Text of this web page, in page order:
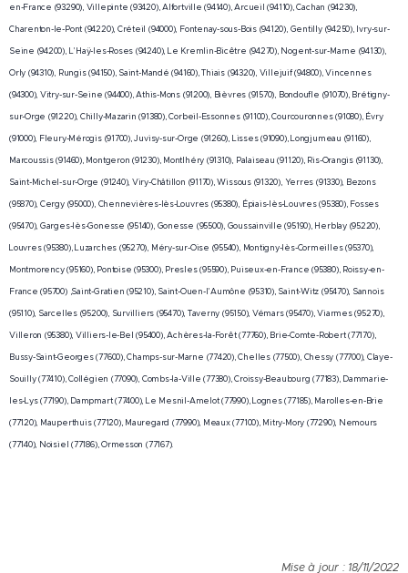
en-France (93290), Villepinte (93420), Alfortville (94140), Arcueil (94110), Cachan (94230),
Charenton-le-Pont (94220), Créteil (94000), Fontenay-sous-Bois (94120), Gentilly (94250), Ivry-sur-
Seine (94200), L'Haÿ-les-Roses (94240), Le Kremlin-Bicêtre (94270), Nogent-sur-Marne (94130),
Orly (94310), Rungis (94150), Saint-Mandé (94160), Thiais (94320), Villejuif (94800), Vincennes
(94300), Vitry-sur-Seine (94400), Athis-Mons (91200), Bièvres (91570), Bondoufle (91070), Brétigny-
sur-Orge (91220), Chilly-Mazarin (91380), Corbeil-Essonnes (91100), Courcouronnes (91080), Évry
(91000), Fleury-Mérogis (91700), Juvisy-sur-Orge (91260), Lisses (91090), Longjumeau (91160),
Marcoussis (91460), Montgeron (91230), Montlhéry (91310), Palaiseau (91120), Ris-Orangis (91130),
Saint-Michel-sur-Orge (91240), Viry-Châtillon (91170), Wissous (91320), Yerres (91330), Bezons
(95870), Cergy (95000), Chennevières-lès-Louvres (95380), Épiais-lès-Louvres (95380), Fosses
(95470), Garges-lès-Gonesse (95140), Gonesse (95500), Goussainville (95190), Herblay (95220),
Louvres (95380), Luzarches (95270), Méry-sur-Oise (95540), Montigny-lès-Cormeilles (95370),
Montmorency (95160), Pontoise (95300), Presles (95590), Puiseux-en-France (95380), Roissy-en-
France (95700) ,Saint-Gratien (95210), Saint-Ouen-l'Aumône (95310), Saint-Witz (95470), Sannois
(95110), Sarcelles (95200), Survilliers (95470), Taverny (95150), Vémars (95470), Viarmes (95270),
Villeron (95380), Villiers-le-Bel (95400), Achères-la-Forêt (77760), Brie-Comte-Robert (77170),
Bussy-Saint-Georges (77600), Champs-sur-Marne (77420), Chelles (77500), Chessy (77700), Claye-
Souilly (77410), Collégien (77090), Combs-la-Ville (77380), Croissy-Beaubourg (77183), Dammarie-
les-Lys (77190), Dampmart (77400), Le Mesnil-Amelot (77990), Lognes (77185), Marolles-en-Brie
(77120), Mauperthuis (77120), Mauregard (77990), Meaux (77100), Mitry-Mory (77290), Nemours
(77140), Noisiel (77186), Ormesson (77167).
Mise à jour : 18/11/2022